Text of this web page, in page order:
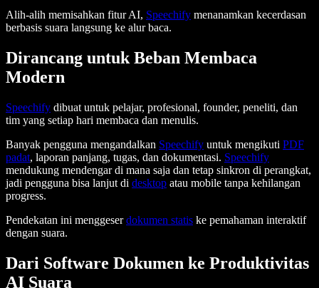
Alih-alih memisahkan fitur AI, Speechify menanamkan kecerdasan
berbasis suara langsung ke alur baca.
Dirancang untuk Beban Membaca
Modern
Speechify dibuat untuk pelajar, profesional, founder, peneliti, dan
tim yang setiap hari membaca dan menulis.
Banyak pengguna mengandalkan Speechify untuk mengikuti PDF
padat, laporan panjang, tugas, dan dokumentasi. Speechify
mendukung mendengar di mana saja dan tetap sinkron di perangkat,
jadi pengguna bisa lanjut di desktop atau mobile tanpa kehilangan
progress.
Pendekatan ini menggeserdokumen statis ke pemahaman interaktif
dengan suara.
Dari Software Dokumen ke Produktivitas
AI Suara